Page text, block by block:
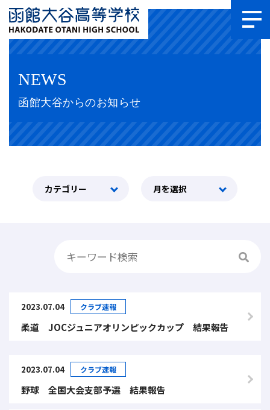
NEWS
函館大谷からのお知らせ
2023.07.04 クラブ速報
柔道 JOCジュニアオリンピックカップ 結果報告
2023.07.04 クラブ速報
野球 全国大会支部予選 結果報告